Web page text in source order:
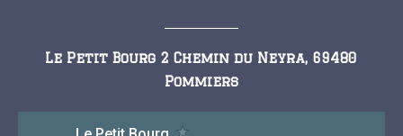
Le Petit Bourg 2 Chemin du Neyra, 69480
Pommiers